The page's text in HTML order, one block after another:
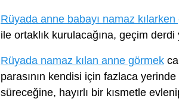
Rüyada anne babayı namaz
ile ortaklık kurulacağına, geçim
Rüyada namaz kılan anne görmek
parasının kendisi için fazlaca
süreceğine, hayırlı bir kısmetle